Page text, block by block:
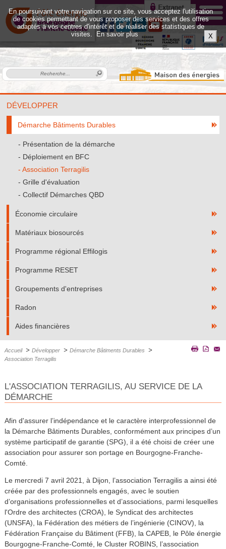
DÉVELOPPER
Démarche Bâtiments Durables
Présentation de la démarche
Déploiement en BFC
Association Terragilis
Grille d'évaluation
Collectif Démarches QBD
Économie circulaire
Matériaux biosourcés
Programme régional Effilogis
Programme RESET
Groupements d'entreprises
Radon
Aides financières
Accueil > Développer > Démarche Bâtiments Durables >
Association Terragilis
L'ASSOCIATION TERRAGILIS, AU SERVICE DE LA
DÉMARCHE
Afin d'assurer l’indépendance et le caractère interprofessionnel de
la Démarche Bâtiments Durables, conformément aux principes d’un
système participatif de garantie (SPG), il a été choisi de créer une
association pour assurer son portage en Bourgogne-Franche-
Comté.
Le mercredi 7 avril 2021, à Dijon, l’association Terragilis a ainsi été
créée par des professionnels engagés, avec le soutien
d’organisations professionnelles et d’associations, parmi lesquelles
l'Ordre des architectes (CROA), le Syndicat des architectes
(UNSFA), la Fédération des métiers de l’ingénierie (CINOV), la
Fédération Française du Bâtiment (FFB), la CAPEB, le Pôle énergie
Bourgogne-Franche-Comté, le Cluster ROBINS, l’association
En poursuivant votre navigation sur ce site, vous acceptez l'utilisation
de cookies permettant de vous proposer des services et des offres
adaptés à vos centres d'intérêt et de réaliser des statistiques de
visites.
En savoir plus X